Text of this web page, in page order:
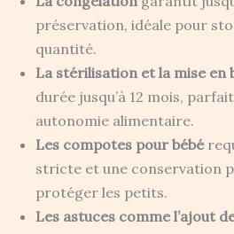
préservation, idéale pour
quantité.
La stérilisation et la mise en
durée jusqu’à 12 mois,
autonomie alimentaire.
Les compotes pour bébé
stricte et une conservation
protéger les petits.
Les astuces comme l’ajout